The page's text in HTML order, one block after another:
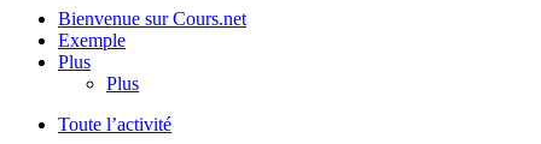
Bienvenue sur Cours.net
Exemple
Plus
Plus
Toute l’activité